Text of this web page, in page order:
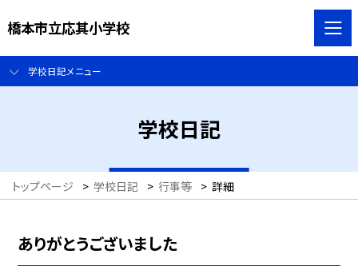
橋本市立応其小学校
学校日記メニュー
学校日記
トップページ > 学校日記 > 行事等 > 詳細
ありがとうございました